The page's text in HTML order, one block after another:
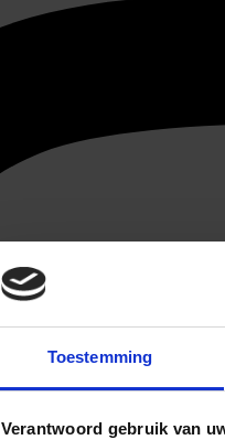
Toestemming
Verantwoord gebruik van